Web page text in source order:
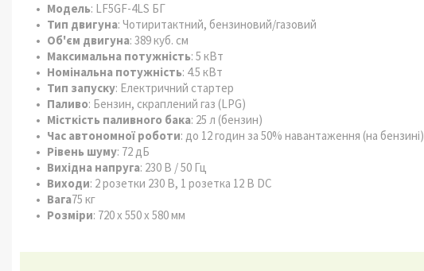
Модель: LF5GF-4LS БГ
Тип двигуна: Чотиритактний, бензиновий/газовий
Об'єм двигуна: 389 куб. см
Максимальна потужність: 5 кВт
Номінальна потужність: 4.5 кВт
Тип запуску: Електричний стартер
Паливо: Бензин, скраплений газ (LPG)
Місткість паливного бака: 25 л (бензин)
Час автономної роботи: до 12 годин за 50% навантаження (на бензині)
Рівень шуму: 72 дБ
Вихідна напруга: 230 В / 50 Гц
Виходи: 2 розетки 230 В, 1 розетка 12 В DC
Вага75 кг
Розміри: 720 х 550 х 580 мм